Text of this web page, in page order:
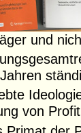
und
von